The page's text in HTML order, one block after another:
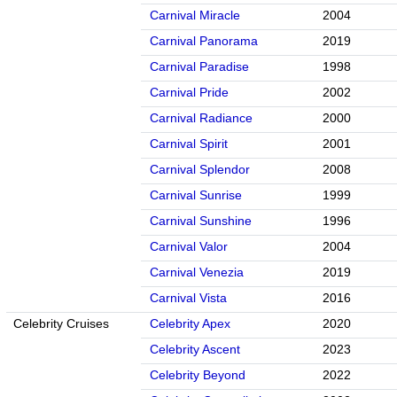
Carnival Miracle
2004
Carnival Panorama
2019
Carnival Paradise
1998
Carnival Pride
2002
Carnival Radiance
2000
Carnival Spirit
2001
Carnival Splendor
2008
Carnival Sunrise
1999
Carnival Sunshine
1996
Carnival Valor
2004
Carnival Venezia
2019
Carnival Vista
2016
Celebrity Cruises
Celebrity Apex
2020
Celebrity Ascent
2023
Celebrity Beyond
2022